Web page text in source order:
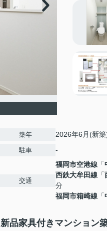
築年 2026年6月(新築
駐車 -
交通
福岡市空港線 「
西鉄大牟田線 「
分
福岡市箱崎線 「
新品家具付きマンション